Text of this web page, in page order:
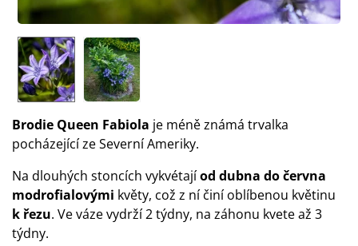
Brodie Queen Fabiola je méně známá trvalka
pocházející ze Severní Ameriky.
Na dlouhých stoncích vykvétajíod dubna do června
modrofialovými květy, což z ní činí oblíbenou květinu
k řezu. Ve váze vydrží 2 týdny, na záhonu kvete až 3
týdny.